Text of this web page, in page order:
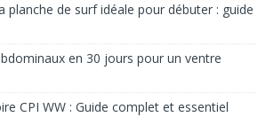
planche de surf idéale pour débuter : guide
en 30 jours pour un ventre
CPI WW : Guide complet et essentiel